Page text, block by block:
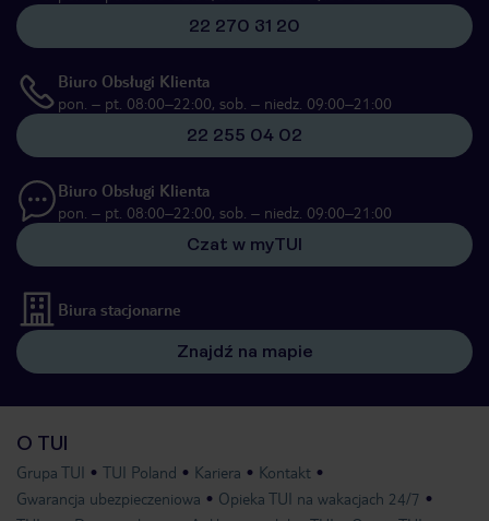
22 270 31 20
Biuro Obsługi Klienta
pon. – pt. 08:00–22:00, sob. – niedz. 09:00–21:00
22 255 04 02
Biuro Obsługi Klienta
pon. – pt. 08:00–22:00, sob. – niedz. 09:00–21:00
Czat w myTUI
Biura stacjonarne
Znajdź na mapie
O TUI
Grupa TUI TUI Poland Kariera
Kontakt
Gwarancja ubezpieczeniowa
Opieka TUI na wakacjach 24/7